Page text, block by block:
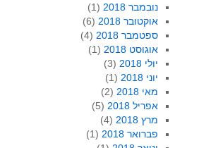
נובמבר 2018
(1)
אוקטובר 2018
(6)
ספטמבר 2018
(4)
אוגוסט 2018
(1)
יולי 2018
(3)
יוני 2018
(1)
מאי 2018
(2)
אפריל 2018
(5)
מרץ 2018
(4)
פברואר 2018
(1)